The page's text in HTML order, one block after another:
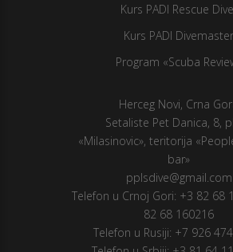
Kurs PADI Rescue
Kurs PADI Divemaster
Program «Scuba
Herceg Novi, Crna
Setaliste Pet Danica, 8,
«Milasinovic», teritorija
bar»
pplsdive@gmail.com
Telefon u Crnoj Gori: +3 82 68
82 68 160216
Telefon u Rusiji: +7 926